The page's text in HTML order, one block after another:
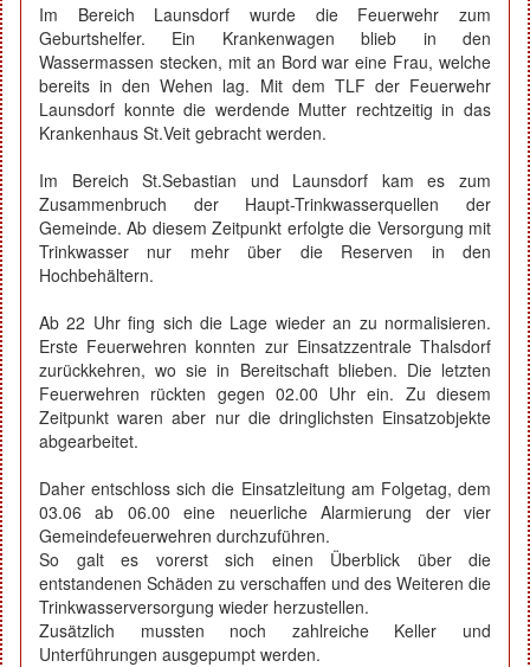
Im Bereich Launsdorf wurde die Feuerwehr zum
Geburtshelfer. Ein Krankenwagen blieb in den
Wassermassen stecken, mit an Bord war eine Frau, welche
bereits in den Wehen lag. Mit dem TLF der Feuerwehr
Launsdorf konnte die werdende Mutter rechtzeitig in das
Krankenhaus St.Veit gebracht werden.
Im Bereich St.Sebastian und Launsdorf kam es zum
Zusammenbruch der Haupt-Trinkwasserquellen der
Gemeinde. Ab diesem Zeitpunkt erfolgte die Versorgung mit
Trinkwasser nur mehr über die Reserven in den
Hochbehältern.
Ab 22 Uhr fing sich die Lage wieder an zu normalisieren.
Erste Feuerwehren konnten zur Einsatzzentrale Thalsdorf
zurückkehren, wo sie in Bereitschaft blieben. Die letzten
Feuerwehren rückten gegen 02.00 Uhr ein. Zu diesem
Zeitpunkt waren aber nur die dringlichsten Einsatzobjekte
abgearbeitet.
Daher entschloss sich die Einsatzleitung am Folgetag, dem
03.06 ab 06.00 eine neuerliche Alarmierung der vier
Gemeindefeuerwehren durchzuführen.
So galt es vorerst sich einen Überblick über die
entstandenen Schäden zu verschaffen und des Weiteren die
Trinkwasserversorgung wieder herzustellen.
Zusätzlich mussten noch zahlreiche Keller und
Unterführungen ausgepumpt werden.